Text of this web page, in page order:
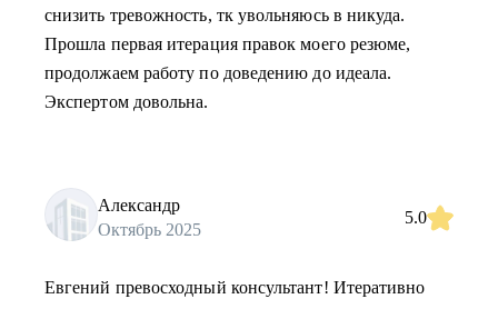
снизить тревожность, тк увольняюсь в никуда.
Прошла первая итерация правок моего резюме,
продолжаем работу по доведению до идеала.
Экспертом довольна.
Александр
Октябрь 2025
5.0
Евгений превосходный консультант! Итеративно